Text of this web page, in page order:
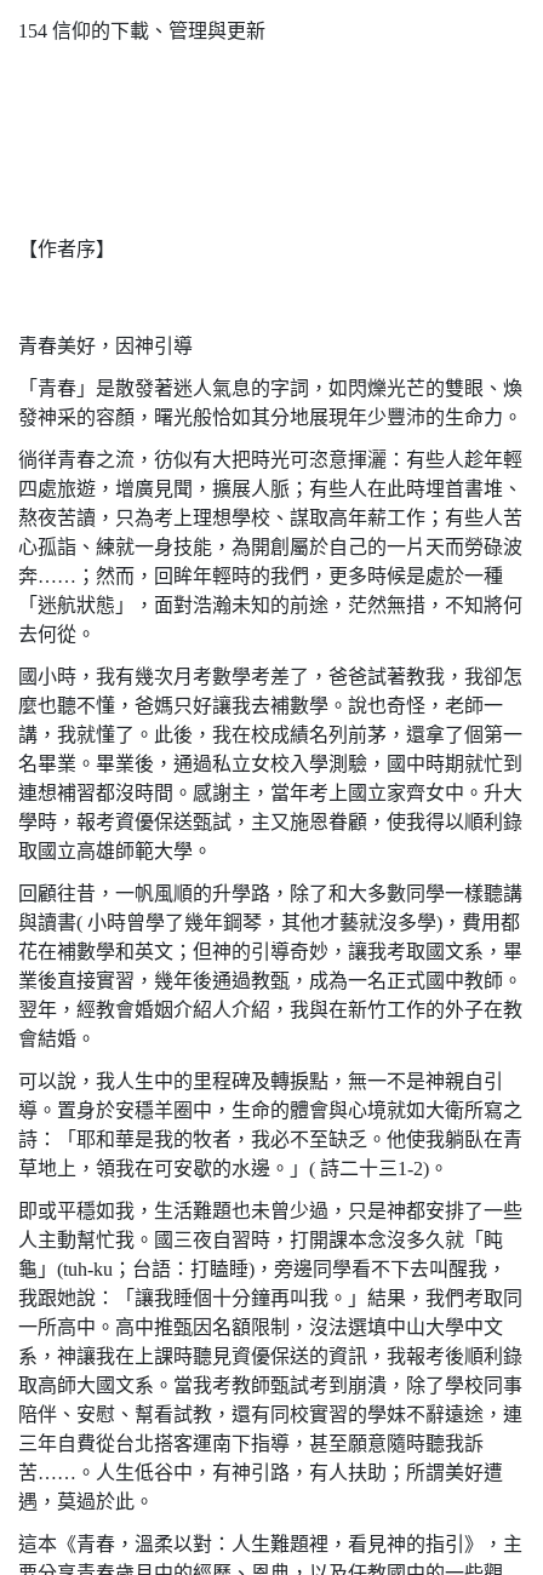
154 信仰的下載、管理與更新
【作者序】
青春美好，因神引導
「青春」是散發著迷人氣息的字詞，如閃爍光芒的雙眼、煥
發神采的容顏，曙光般恰如其分地展現年少豐沛的生命力。
徜徉青春之流，彷似有大把時光可恣意揮灑：有些人趁年輕
四處旅遊，增廣見聞，擴展人脈；有些人在此時埋首書堆、
熬夜苦讀，只為考上理想學校、謀取高年薪工作；有些人苦
心孤詣、練就一身技能，為開創屬於自己的一片天而勞碌波
奔……；然而，回眸年輕時的我們，更多時候是處於一種
「迷航狀態」，面對浩瀚未知的前途，茫然無措，不知將何
去何從。
國小時，我有幾次月考數學考差了，爸爸試著教我，我卻怎
麼也聽不懂，爸媽只好讓我去補數學。說也奇怪，老師一
講，我就懂了。此後，我在校成績名列前茅，還拿了個第一
名畢業。畢業後，通過私立女校入學測驗，國中時期就忙到
連想補習都沒時間。感謝主，當年考上國立家齊女中。升大
學時，報考資優保送甄試，主又施恩眷顧，使我得以順利錄
取國立高雄師範大學。
回顧往昔，一帆風順的升學路，除了和大多數同學一樣聽講
與讀書( 小時曾學了幾年鋼琴，其他才藝就沒多學)，費用都
花在補數學和英文；但神的引導奇妙，讓我考取國文系，畢
業後直接實習，幾年後通過教甄，成為一名正式國中教師。
翌年，經教會婚姻介紹人介紹，我與在新竹工作的外子在教
會結婚。
可以說，我人生中的里程碑及轉捩點，無一不是神親自引
導。置身於安穩羊圈中，生命的體會與心境就如大衛所寫之
詩：「耶和華是我的牧者，我必不至缺乏。他使我躺臥在青
草地上，領我在可安歇的水邊。」( 詩二十三1-2)。
即或平穩如我，生活難題也未曾少過，只是神都安排了一些
人主動幫忙我。國三夜自習時，打開課本念沒多久就「盹
龜」(tuh-ku；台語：打瞌睡)，旁邊同學看不下去叫醒我，
我跟她說：「讓我睡個十分鐘再叫我。」結果，我們考取同
一所高中。高中推甄因名額限制，沒法選填中山大學中文
系，神讓我在上課時聽見資優保送的資訊，我報考後順利錄
取高師大國文系。當我考教師甄試考到崩潰，除了學校同事
陪伴、安慰、幫看試教，還有同校實習的學妹不辭遠途，連
三年自費從台北搭客運南下指導，甚至願意隨時聽我訴
苦……。人生低谷中，有神引路，有人扶助；所謂美好遭
遇，莫過於此。
這本《青春，溫柔以對：人生難題裡，看見神的指引》，主